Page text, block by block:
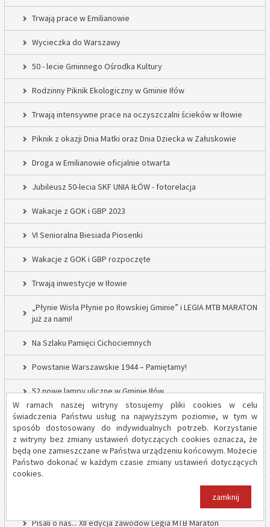
W ramach naszej witryny stosujemy pliki cookies w celu
świadczenia Państwu usług na najwyższym poziomie, w tym w
sposób dostosowany do indywidualnych potrzeb. Korzystanie
z witryny bez zmiany ustawień dotyczących cookies oznacza, że
będą one zamieszczane w Państwa urządzeniu końcowym. Możecie
Państwo dokonać w każdym czasie zmiany ustawień dotyczących
cookies.
zamknij
Trwają prace w Emilianowie
Wycieczka do Warszawy
50 - lecie Gminnego Ośrodka Kultury
Rodzinny Piknik Ekologiczny w Gminie Iłów
Trwają intensywne prace na oczyszczalni ścieków w Iłowie
Piknik z okazji Dnia Matki oraz Dnia Dziecka w Załuskowie
Droga w Emilianowie oficjalnie otwarta
Jubileusz 50-lecia SKF UNIA IŁÓW - fotorelacja
Wakacje z GOK i GBP 2023
VI Senioralna Biesiada Piosenki
Wakacje z GOK i GBP rozpoczęte
Trwają inwestycje w Iłowie
„Płynie Wisła Płynie po Iłowskiej Gminie” i LEGIA MTB MARATON
już za nami!
Na Szlaku Pamięci Cichociemnych
Powstanie Warszawskie 1944 – Pamiętamy!
52 nowe lampy uliczne w Gminie Iłów
Inwestycja drogowa w Sadowie – prace rozpoczęte
Trwają inwestycje w Gminie Iłów
„Modernizacja Oczyszczalni Ścieków w Iłowie – etap II”
Strażacy z OSP Iłów walczą o pieniądze od Harnasia. Zachęcamy
Pisali o nas... XII edycja zawodów Legia MTB Maraton